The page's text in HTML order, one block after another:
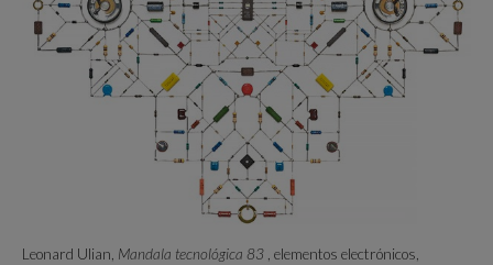
Leonard Ulian, Mandala tecnológica 83 , elementos electrónicos,